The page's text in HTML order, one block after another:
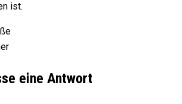
ist.
eine Antwort